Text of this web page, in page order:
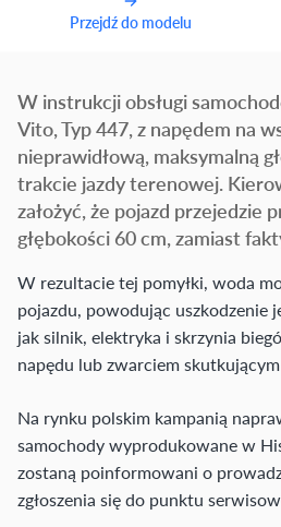
Przejdź do modelu
W instrukcji obsługi
Vito, Typ 447, z napędem na
nieprawidłową, maksymalną
trakcie jazdy terenowej.
założyć, że pojazd przejedzie
głębokości 60 cm, zamiast
W rezultacie tej pomyłki, woda
pojazdu, powodując uszkodzenie
jak silnik, elektryka i skrzynia
napędu lub zwarciem
Na rynku polskim kampanią
samochody wyprodukowane w
zostaną poinformowani o
zgłoszenia się do punktu